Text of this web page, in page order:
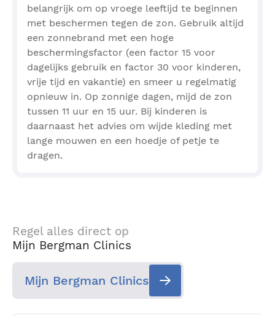
belangrijk om op vroege leeftijd te beginnen
met beschermen tegen de zon. Gebruik altijd
een zonnebrand met een hoge
beschermingsfactor (een factor 15 voor
dagelijks gebruik en factor 30 voor kinderen,
vrije tijd en vakantie) en smeer u regelmatig
opnieuw in. Op zonnige dagen, mijd de zon
tussen 11 uur en 15 uur. Bij kinderen is
daarnaast het advies om wijde kleding met
lange mouwen en een hoedje of petje te
dragen.
Regel alles direct op
Mijn Bergman Clinics
Mijn Bergman Clinics